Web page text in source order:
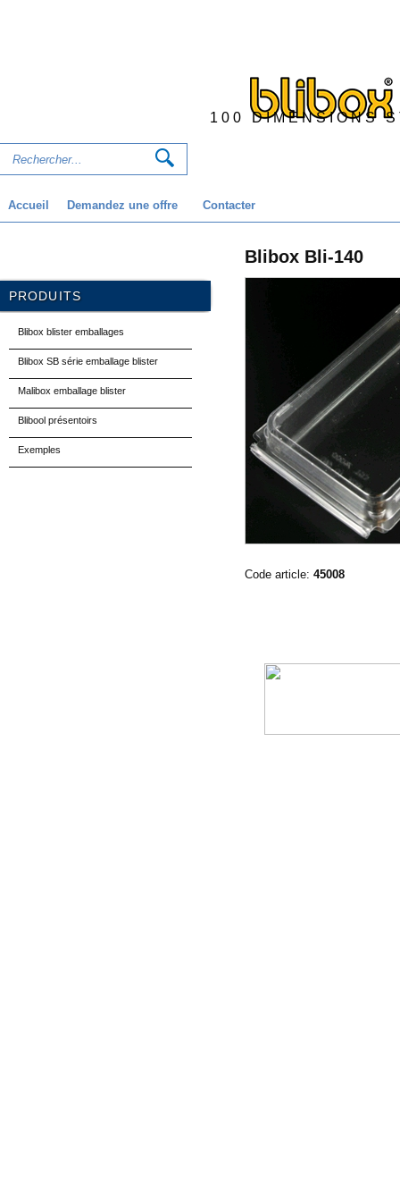
100 DIMENSIONS
Accueil Demandez une offre Contacter
PRODUITS
Blibox blister emballages
Blibox SB série emballage blister
Malibox emballage blister
Blibool présentoirs
Exemples
Blibox Bli-140
Code article: 45008